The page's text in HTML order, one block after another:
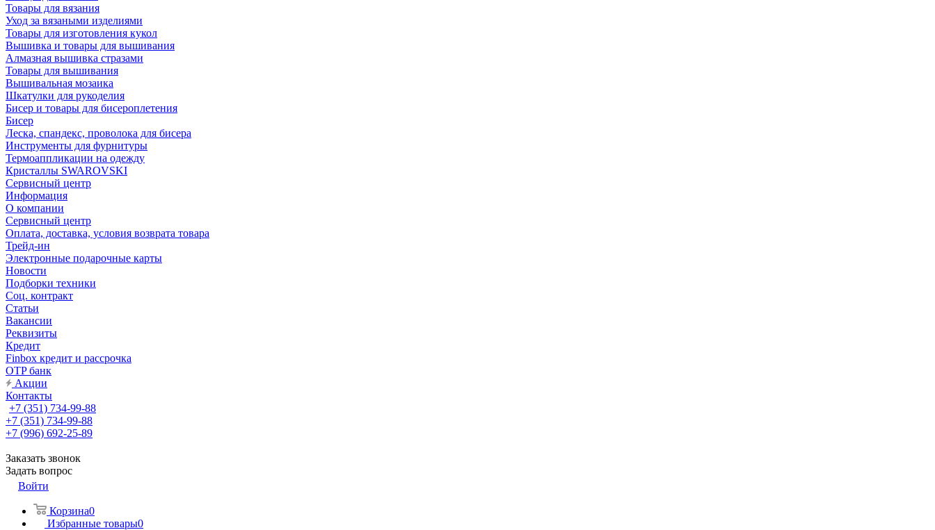
Товары для вязания
Уход за вязаными изделиями
Товары для изготовления кукол
Вышивка и товары для вышивания
Алмазная вышивка стразами
Товары для вышивания
Вышивальная мозаика
Шкатулки для рукоделия
Бисер и товары для бисероплетения
Бисер
Леска, спандекс, проволока для бисера
Инструменты для фурнитуры
Термоаппликации на одежду
Кристаллы SWAROVSKI
Сервисный центр
Информация
О компании
Сервисный центр
Оплата, доставка, условия возврата товара
Трейд-ин
Электронные подарочные карты
Новости
Подборки техники
Соц. контракт
Статьи
Вакансии
Реквизиты
Кредит
Finbox кредит и рассрочка
OTP банк
Акции
Контакты
+7 (351) 734-99-88
+7 (351) 734-99-88
+7 (996) 692-25-89
Заказать звонок
Задать вопрос
Войти
Корзина0
Избранные товары0